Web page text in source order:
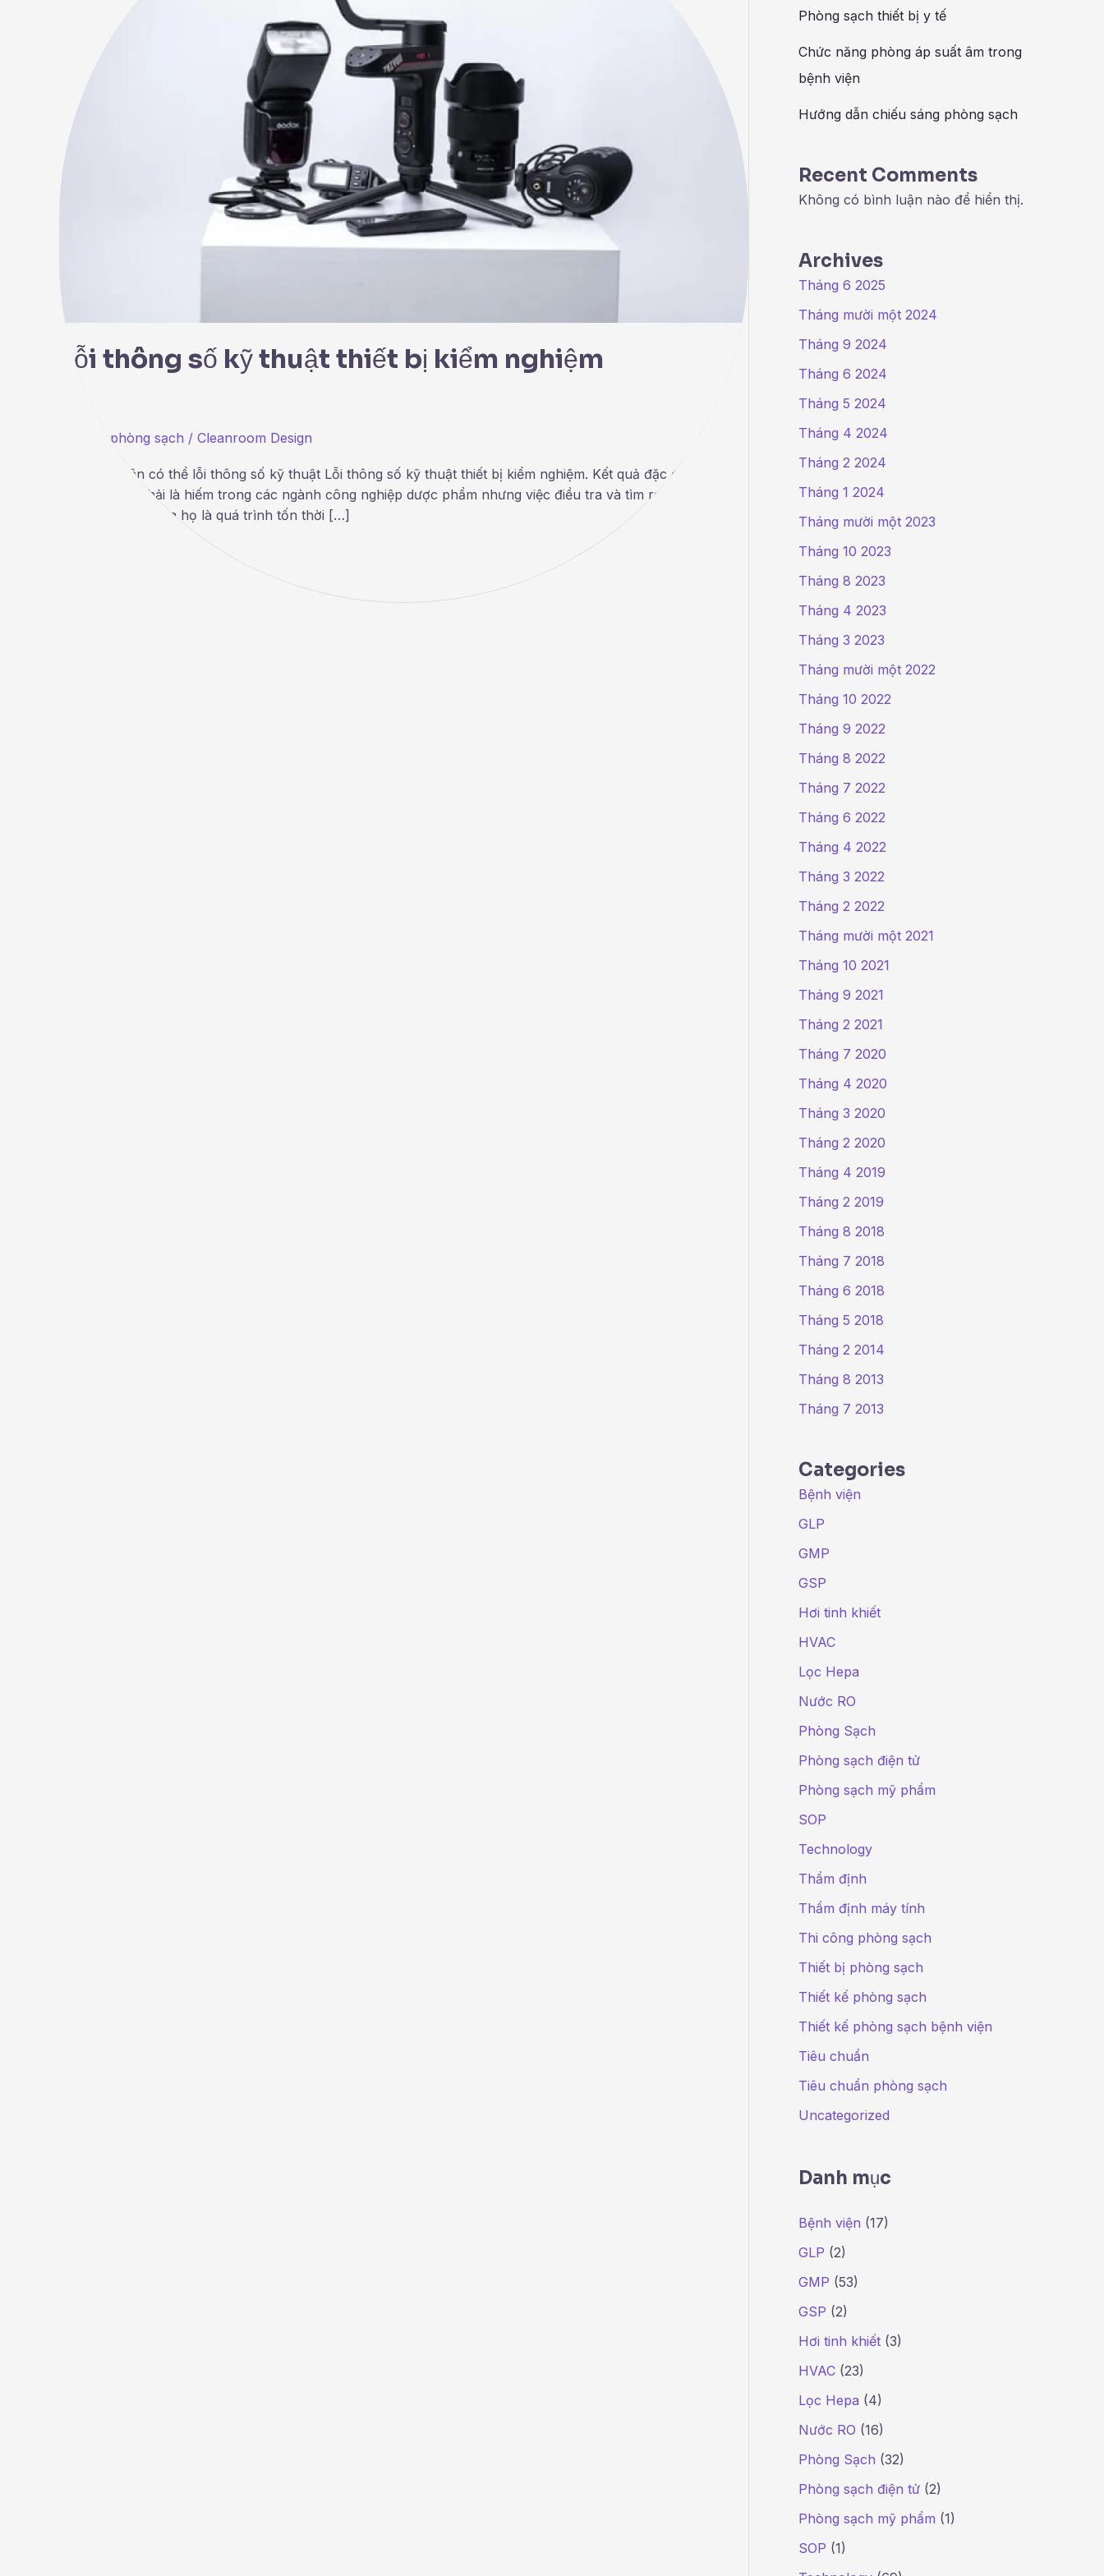
Lỗi thông số kỹ thuật thiết bị kiểm nghiệm
Thiết bị phòng sạch / Cleanroom Design
Nguyên nhân có thể lỗi thông số kỹ thuật Lỗi thông số kỹ thuật thiết bị kiểm nghiệm. Kết quả đặc điểm kỹ
thuật không phải là hiếm trong các ngành công nghiệp dược phẩm nhưng việc điều tra và tìm ra nguyên nhân
gốc rễ thực sự của họ là quá trình tốn thời […]
Phòng sạch thiết bị y tế
Chức năng phòng áp suất âm trong
bệnh viện
Hướng dẫn chiếu sáng phòng sạch
Recent Comments
Không có bình luận nào để hiển thị.
Archives
Tháng 6 2025
Tháng mười một 2024
Tháng 9 2024
Tháng 6 2024
Tháng 5 2024
Tháng 4 2024
Tháng 2 2024
Tháng 1 2024
Tháng mười một 2023
Tháng 10 2023
Tháng 8 2023
Tháng 4 2023
Tháng 3 2023
Tháng mười một 2022
Tháng 10 2022
Tháng 9 2022
Tháng 8 2022
Tháng 7 2022
Tháng 6 2022
Tháng 4 2022
Tháng 3 2022
Tháng 2 2022
Tháng mười một 2021
Tháng 10 2021
Tháng 9 2021
Tháng 2 2021
Tháng 7 2020
Tháng 4 2020
Tháng 3 2020
Tháng 2 2020
Tháng 4 2019
Tháng 2 2019
Tháng 8 2018
Tháng 7 2018
Tháng 6 2018
Tháng 5 2018
Tháng 2 2014
Tháng 8 2013
Tháng 7 2013
Categories
Bệnh viện
GLP
GMP
GSP
Hơi tinh khiết
HVAC
Lọc Hepa
Nước RO
Phòng Sạch
Phòng sạch điện tử
Phòng sạch mỹ phẩm
SOP
Technology
Thẩm định
Thẩm định máy tính
Thi công phòng sạch
Thiết bị phòng sạch
Thiết kế phòng sạch
Thiết kế phòng sạch bệnh viện
Tiêu chuẩn
Tiêu chuẩn phòng sạch
Uncategorized
Danh mục
Bệnh viện (17)
GLP (2)
GMP (53)
GSP (2)
Hơi tinh khiết (3)
HVAC (23)
Lọc Hepa (4)
Nước RO (16)
Phòng Sạch (32)
Phòng sạch điện tử (2)
Phòng sạch mỹ phẩm (1)
SOP (1)